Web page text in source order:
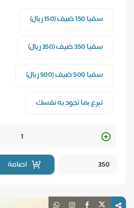
سقيا 150 ضيف (150 ريال)
سقيا 350 ضيف (350 ريال)
سقيا 500 ضيف (500 ريال)
تبرع بما تجود به نفسك
Quantity
اضافة